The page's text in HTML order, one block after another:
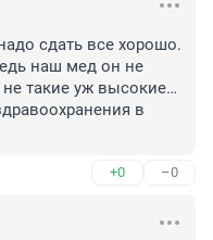
сдать все хорошо.
наш мед он не
такие уж высокие…
в
+0 –0